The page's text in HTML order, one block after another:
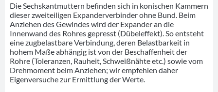
Die Sechskantmuttern befinden sich in konischen Kammern
dieser zweiteiligen Expanderverbinder ohne Bund. Beim
Anziehen des Gewindes wird der Expander an die
Innenwand des Rohres gepresst (Dübeleffekt). So entsteht
eine zugbelastbare Verbindung, deren Belastbarkeit in
hohem Maße abhängig ist von der Beschaffenheit der
Rohre (Toleranzen, Rauheit, Schweißnähte etc.) sowie vom
Drehmoment beim Anziehen; wir empfehlen daher
Eigenversuche zur Ermittlung der Werte.